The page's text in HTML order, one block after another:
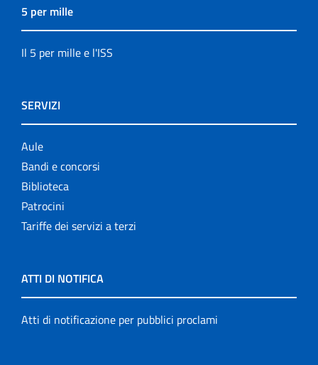
5 per mille
Il 5 per mille e l'ISS
SERVIZI
Aule
Bandi e concorsi
Biblioteca
Patrocini
Tariffe dei servizi a terzi
ATTI DI NOTIFICA
Atti di notificazione per pubblici proclami